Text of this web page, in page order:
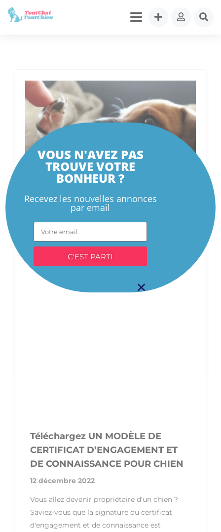
Téléchargez UN MODÈLE DE
CERTIFICAT D’ENGAGEMENT ET
DE CONNAISSANCE POUR CHIEN
12 décembre 2022
Vous allez devenir propriétaire d'un chien ?
Saviez-vous que la signature du certificat
d'engagement et de connaissance est
VOUS N'AVEZ PAS
TROUVE VOTRE
BONHEUR ?
Recevez les nouvelles annonces
par email
C'EST PARTI